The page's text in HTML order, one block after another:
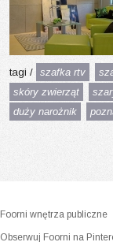
tagi / szafka rtv
skóry zwierząt
duży narożnik
Foorni wnętrza publiczne
Obserwuj Foorni na